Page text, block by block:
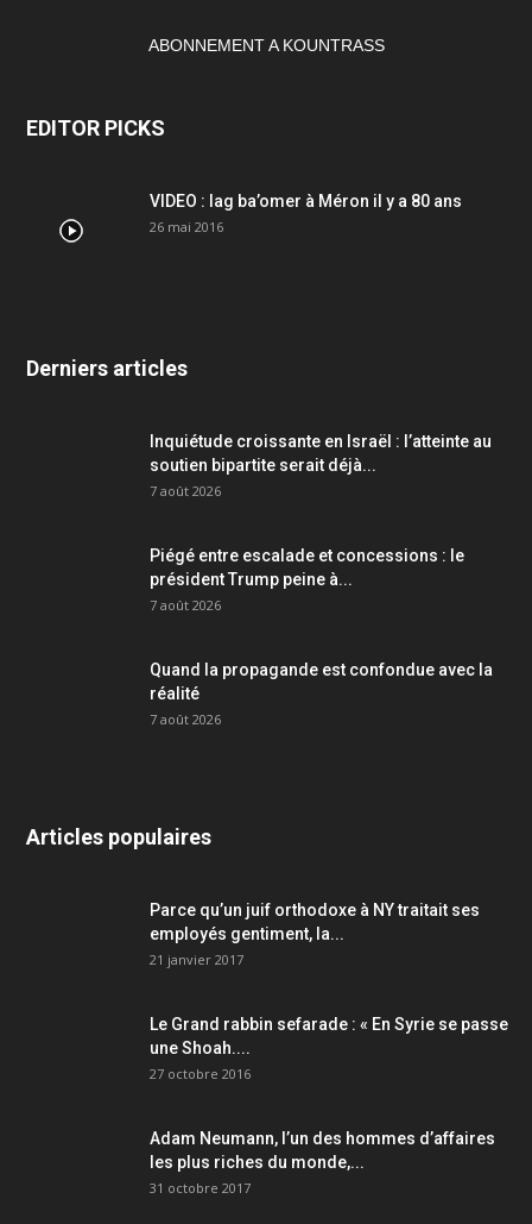
ABONNEMENT A KOUNTRASS
EDITOR PICKS
VIDEO : lag ba’omer à Méron il y a 80 ans
26 mai 2016
Derniers articles
Inquiétude croissante en Israël : l’atteinte au
soutien bipartite serait déjà...
7 août 2026
Piégé entre escalade et concessions : le
président Trump peine à...
7 août 2026
Quand la propagande est confondue avec la
réalité
7 août 2026
Articles populaires
Parce qu’un juif orthodoxe à NY traitait ses
employés gentiment, la...
21 janvier 2017
Le Grand rabbin sefarade : « En Syrie se passe
une Shoah....
27 octobre 2016
Adam Neumann, l’un des hommes d’affaires
les plus riches du monde,...
31 octobre 2017